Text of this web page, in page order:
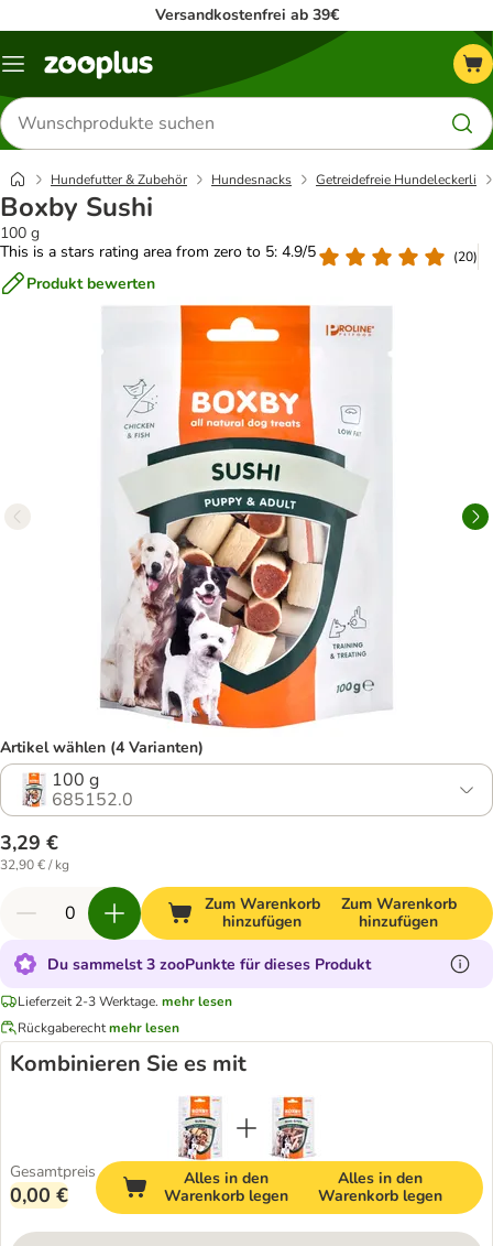
Versandkostenfrei ab 39€
Menü
Produkte
suchen
Hundefutter & Zubehör Hundesnacks Getreidefreie Hundeleckerli
Boxby Sushi
100 g
This is a stars rating area from zero to 5: 4.9/5
(20)
Produkt bewerten
Artikel wählen (4 Varianten)
100 g
685152.0
3,29 €
32,90 € / kg
Zum Warenkorb
hinzufügen
Zum Warenkorb
hinzufügen
Du sammelst 3 zooPunkte für dieses Produkt
Lieferzeit 2-3 Werktage. mehr lesen
Rückgaberechtmehr lesen
Kombinieren Sie es mit
Gesamtpreis
0,00 €
Alles in den
Warenkorb legen
Alles in den
Warenkorb legen